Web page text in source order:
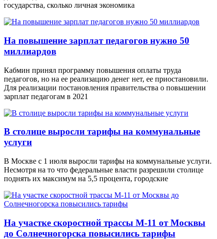
государства, сколько личная экономика
На повышение зарплат педагогов нужно 50
миллиардов
Кабмин принял программу повышения оплаты труда
педагогов, но на ее реализацию денег нет, ее приостановили.
Для реализации постановления правительства о повышении
зарплат педагогам в 2021
В столице выросли тарифы на коммунальные
услуги
В Москве с 1 июля выросли тарифы на коммунальные услуги.
Несмотря на то что федеральные власти разрешили столице
поднять их максимум на 5,5 процента, городские
На участке скоростной трассы М-11 от Москвы
до Солнечногорска повысились тарифы